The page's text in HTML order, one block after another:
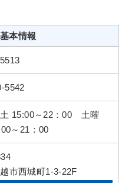
本情報
5542
土 15:00～22：00 土曜
～21：00
市西城町1-3-22F